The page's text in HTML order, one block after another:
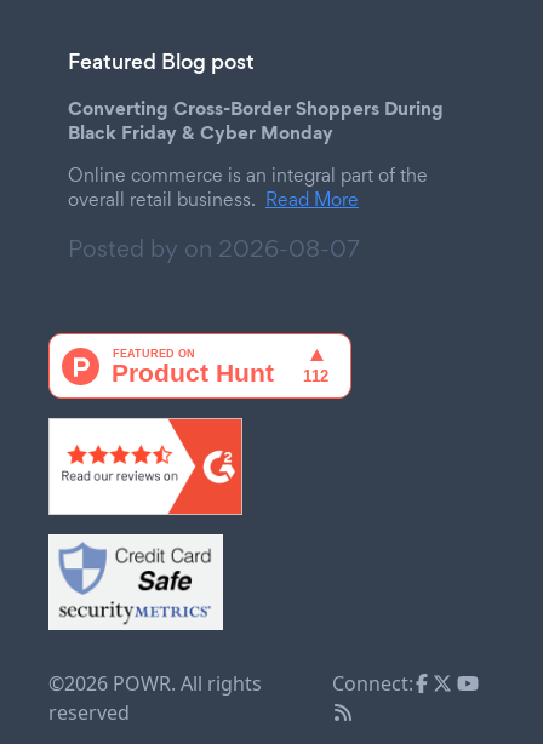
Featured Blog post
Converting Cross-Border Shoppers During
Black Friday & Cyber Monday
Online commerce is an integral part of the
overall retail business. Read More
Posted by on 2026-08-07
©2026 POWR. All rights
reserved
Connect: